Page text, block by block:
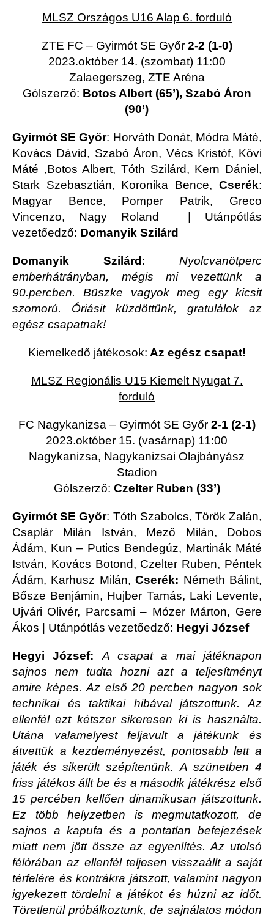
MLSZ Országos U16 Alap 6. forduló
ZTE FC – Gyirmót SE Győr 2-2 (1-0)
2023.október 14. (szombat) 11:00
Zalaegerszeg, ZTE Aréna
Gólszerző: Botos Albert (65’), Szabó Áron
(90’)
Gyirmót SE Győr: Horváth Donát, Módra Máté,
Kovács Dávid, Szabó Áron, Vécs Kristóf, Kövi
Máté ,Botos Albert, Tóth Szilárd, Kern Dániel,
Stark Szebasztián, Koronika Bence, Cserék:
Magyar Bence, Pomper Patrik, Greco
Vincenzo, Nagy Roland | Utánpótlás
vezetőedző: Domanyik Szilárd
Domanyik Szilárd : Nyolcvanötperc
emberhátrányban, mégis mi vezettünk a
90.percben. Büszke vagyok meg egy kicsit
szomorú. Óriásit küzdöttünk, gratulálok az
egész csapatnak!
Kiemelkedő játékosok: Az egész csapat!
MLSZ Regionális U15 Kiemelt Nyugat 7.
forduló
FC Nagykanizsa – Gyirmót SE Győr 2-1 (2-1)
2023.október 15. (vasárnap) 11:00
Nagykanizsa, Nagykanizsai Olajbányász
Stadion
Gólszerző: Czelter Ruben (33’)
Gyirmót SE Győr: Tóth Szabolcs, Török Zalán,
Csaplár Milán István, Mező Milán, Dobos
Ádám, Kun – Putics Bendegúz, Martinák Máté
István, Kovács Botond, Czelter Ruben, Péntek
Ádám, Karhusz Milán,Cserék: Németh Bálint,
Bősze Benjámin, Hujber Tamás, Laki Levente,
Ujvári Olivér, Parcsami – Mózer Márton, Gere
Ákos | Utánpótlás vezetőedző: Hegyi József
Hegyi József:
A csapat a mai játéknapon
sajnos nem tudta hozni azt a teljesítményt
amire képes. Az első 20 percben nagyon sok
technikai és taktikai hibával játszottunk. Az
ellenfél ezt kétszer sikeresen ki is használta.
Utána valamelyest feljavult a játékunk és
átvettük a kezdeményezést, pontosabb lett a
játék és sikerült szépítenünk. A szünetben 4
friss játékos állt be és a második játékrész első
15 percében kellően dinamikusan játszottunk.
Ez több helyzetben is megmutatkozott, de
sajnos a kapufa és a pontatlan befejezések
miatt nem jött össze az egyenlítés. Az utolsó
félórában az ellenfél teljesen visszaállt a saját
térfelére és kontrákra játszott, valamint nagyon
igyekezett tördelni a játékot és húzni az időt.
Töretlenül próbálkoztunk, de sajnálatos módon